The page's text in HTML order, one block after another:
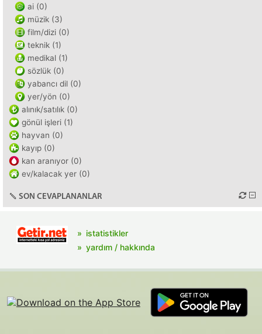
ai (0)
müzik (3)
film/dizi (0)
teknik (1)
medikal (1)
sözlük (0)
yabancı dil (0)
yer/yön (0)
alınık/satılık (0)
gönül işleri (1)
hayvan (0)
kayıp (0)
kan aranıyor (0)
ev/kalacak yer (0)
SON CEVAPLANANLAR
istatistikler
yardım / hakkında